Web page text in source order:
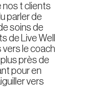
nos t clients
parler de
soins de
de Live Well
vers le coach
près de
pour en
vers